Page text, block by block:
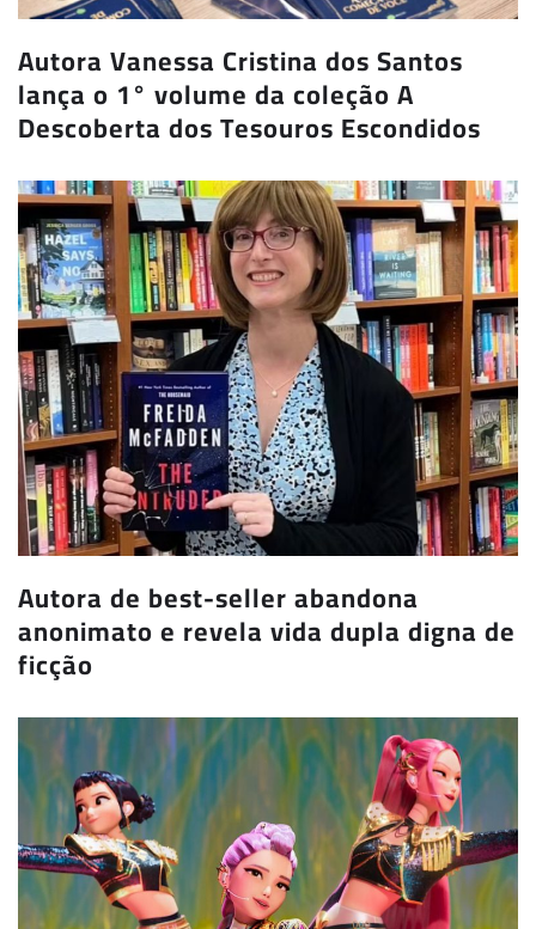
Autora Vanessa Cristina dos Santos
lança o 1° volume da coleção A
Descoberta dos Tesouros Escondidos
Autora de best-seller abandona
anonimato e revela vida dupla digna de
ficção